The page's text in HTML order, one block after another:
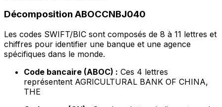
Décomposition ABOCCNBJ040
Les codes SWIFT/BIC sont composés de 8 à 11 lettres et
chiffres pour identifier une banque et une agence
spécifiques dans le monde.
Code bancaire (ABOC) : Ces 4 lettres
représentent AGRICULTURAL BANK OF CHINA,
THE